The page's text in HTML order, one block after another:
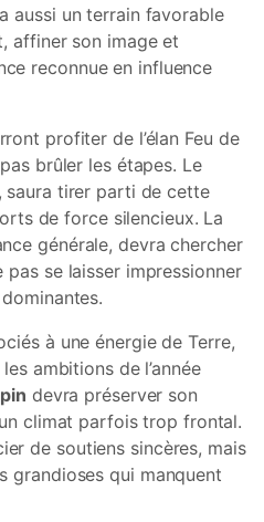
aussi un terrain favorable
affiner son image et
reconnue en influence
profiter de l’élan Feu de
brûler les étapes. Le
saura tirer parti de cette
de force silencieux. La
générale, devra chercher
se laisser impressionner
à une énergie de Terre,
ambitions de l’année
devra préserver son
climat parfois trop frontal.
de soutiens sincères, mais
grandioses qui manquent